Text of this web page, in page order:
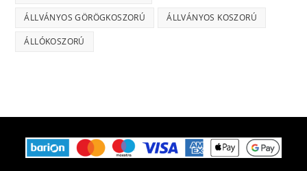
ÁLLVÁNYOS GÖRÖGKOSZORÚ ÁLLVÁNYOS KOSZORÚ
ÁLLÓKOSZORÚ